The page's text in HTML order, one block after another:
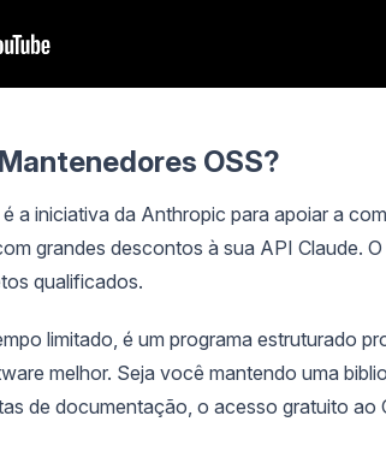
OSS?
é a iniciativa da Anthropic para apoiar a
grandes descontos à sua API Claude.
qualificados.
limitado, é um programa estruturado
melhor. Seja você mantendo uma
de documentação, o acesso gratuito ao